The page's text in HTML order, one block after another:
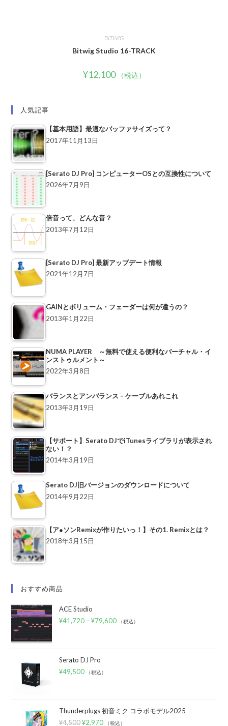
BITWIG
Bitwig Studio 16-TRACK
¥12,100 （税込）
人気記事
【基本用語】最適なバッファサイズって？
2017年11月13日
[Serato DJ Pro] コンピューターOSとの互換性について
2026年7月9日
倍音って、どんな音？
2013年7月12日
[Serato DJ Pro] 最新アップデート情報
2021年12月7日
GAINとボリューム・フェーダーは何が違うの？
2013年1月22日
NUMA PLAYER ～無料で使える便利なバーチャル・イ
ンストゥルメント～
2022年3月8日
バランスとアンバランス – ケーブルあれこれ
2013年3月19日
【サポート】Serato DJでiTunesライブラリが表示され
ない！？
2014年3月19日
Serato DJ旧バージョンのダウンロードについて
2014年9月22日
【ア●ソンRemixが作りたいっ！】その1. Remixとは？
2018年3月15日
おすすめ商品
ACE Studio
¥41,720 –¥79,600 （税込）
Serato DJ Pro
¥49,500 （税込）
Thunderplugs 初音ミク コラボモデル2025
¥4,500 ¥2,970 （税込）